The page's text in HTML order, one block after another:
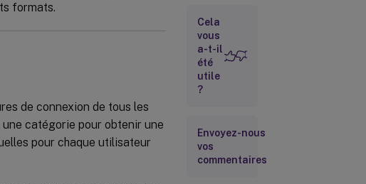
formats.
de connexion de tous les
catégorie pour obtenir une
pour chaque utilisateur
utilisateurs
et les
appareils
Aperçu des
Configuration
Cela
vous
a-t-il
été
utile
?
Envoyez-nous
vos
commentaires